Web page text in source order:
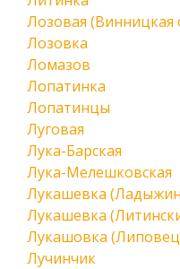
Лозовая (Винницкая
Лозовка
Ломазов
Лопатинка
Лопатинцы
Луговая
Лука-Барская
Лука-Мелешковская
Лукашевка
Лукашевка
Лукашовка
Лучинчик